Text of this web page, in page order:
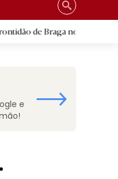
no resgate animal
e